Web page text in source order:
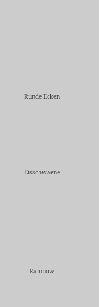
Runde Ecken
Eisschwaene
Rainbow